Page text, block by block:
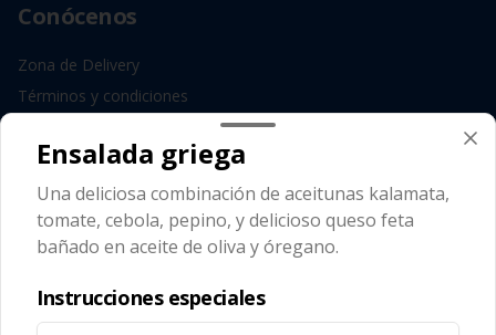
Conócenos
Zona de Delivery
Términos y condiciones
Redes sociales
Instagram
Facebook
Mi cuenta
Ensalada griega
Una deliciosa combinación de aceitunas kalamata,
tomate, cebola, pepino, y delicioso queso feta
bañado en aceite de oliva y óregano.
Instrucciones especiales